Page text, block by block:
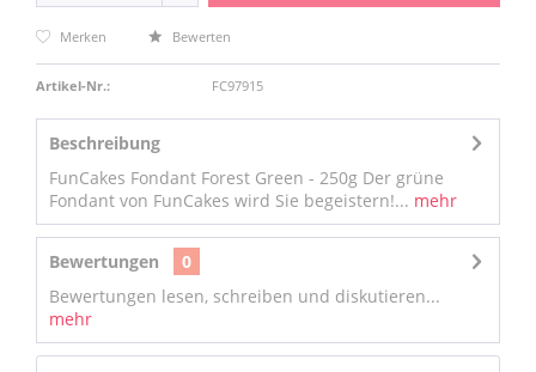
Merken Bewerten
Artikel-Nr.: FC97915
Beschreibung
FunCakes Fondant Forest Green - 250g Der grüne
Fondant von FunCakes wird Sie begeistern!... mehr
Bewertungen
0
Bewertungen lesen, schreiben und diskutieren...
mehr